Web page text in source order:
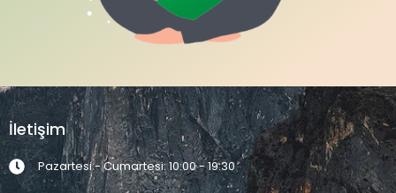
İletişim
Pazartesi - Cumartesi: 10:00 - 19:30